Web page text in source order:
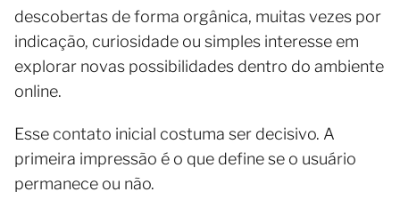
descobertas de forma orgânica, muitas vezes por
indicação, curiosidade ou simples interesse em
explorar novas possibilidades dentro do ambiente
online.
Esse contato inicial costuma ser decisivo. A
primeira impressão é o que define se o usuário
permanece ou não.